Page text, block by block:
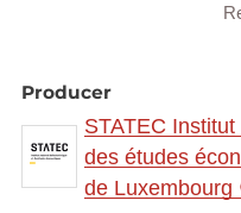
Logements par
Logements par
de propriété et
Logements par
d’occupation,
Producer
STATEC
des études
de Luxembourg